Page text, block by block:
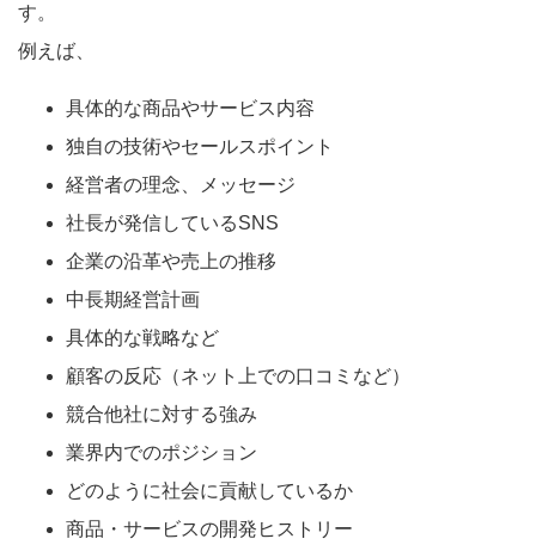
す。
例えば、
具体的な商品やサービス内容
独自の技術やセールスポイント
経営者の理念、メッセージ
社長が発信しているSNS
企業の沿革や売上の推移
中長期経営計画
具体的な戦略など
顧客の反応（ネット上での口コミなど）
競合他社に対する強み
業界内でのポジション
どのように社会に貢献しているか
商品・サービスの開発ヒストリー